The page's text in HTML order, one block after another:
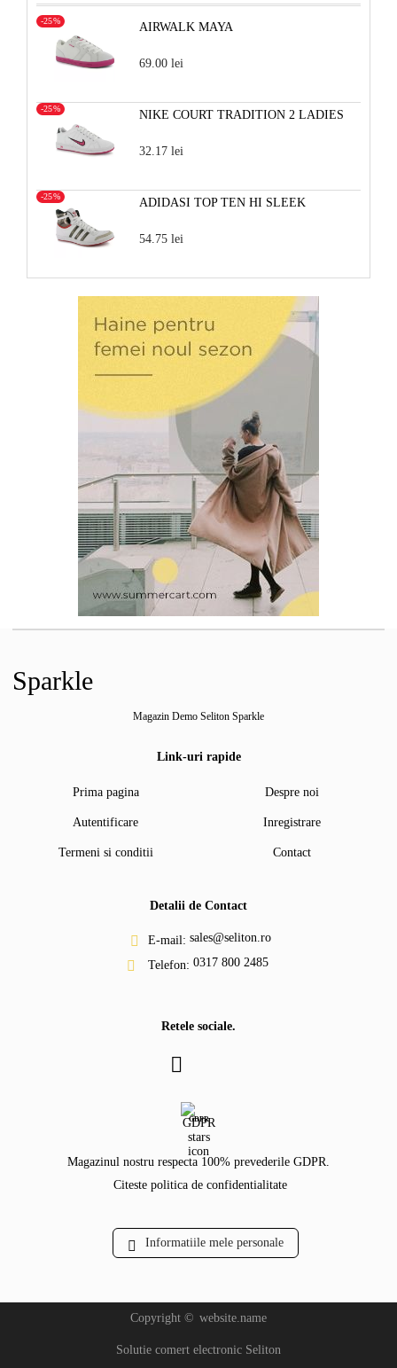
AIRWALK MAYA
-25%
69.00 lei
NIKE COURT TRADITION 2 LADIES
-25%
32.17 lei
ADIDASI TOP TEN HI SLEEK
-25%
54.75 lei
Sparkle
Magazin Demo Seliton Sparkle
Link-uri rapide
Prima pagina Despre noi
Autentificare Inregistrare
Termeni si conditii Contact
Detalii de Contact
E-mail: sales@seliton.ro
Telefon: 0317 800 2485
Retele sociale.
GDPR
Magazinul nostru respecta 100% prevederile GDPR.
Citeste politica de confidentialitate
Informatiile mele personale
Copyright © website.name
Solutie comert electronic Seliton